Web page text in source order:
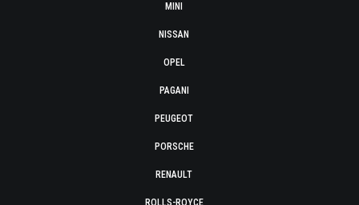
MINI
NISSAN
OPEL
PAGANI
PEUGEOT
PORSCHE
RENAULT
ROLLS-ROYCE